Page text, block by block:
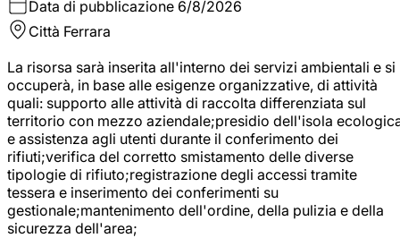
Data di pubblicazione 6/8/2026
Città Ferrara
La risorsa sarà inserita all'interno dei servizi ambientali e si
occuperà, in base alle esigenze organizzative, di attività
quali: supporto alle attività di raccolta differenziata sul
territorio con mezzo aziendale;presidio dell'isola
e assistenza agli utenti durante il conferimento dei
rifiuti;verifica del corretto smistamento delle diverse
tipologie di rifiuto;registrazione degli accessi tramite
tessera e inserimento dei conferimenti su
gestionale;mantenimento dell'ordine, della pulizia e della
sicurezza dell'area;